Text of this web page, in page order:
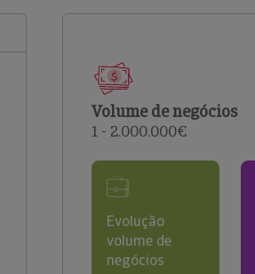
Volume de negócios
1 - 2.000.000€
Evolução
volume de
negócios